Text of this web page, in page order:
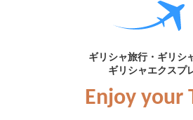
ギリシャ旅行・ギリシ
ギリシャエクスプ
Enjoy your